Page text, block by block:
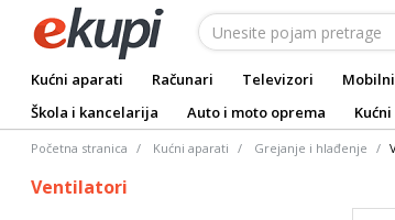
Kućni aparati Računari Televizori
Škola i kancelarija
Auto i moto oprema
Početna stranica Kućni aparati Grejanje i hlađenje
Ventilatori